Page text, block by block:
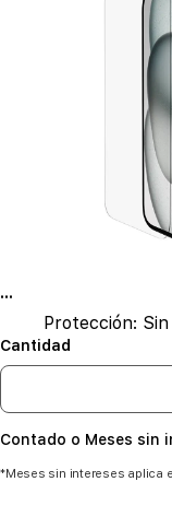
...
Protección:
Cantidad
Contado o Meses sin
*Meses sin intereses aplica